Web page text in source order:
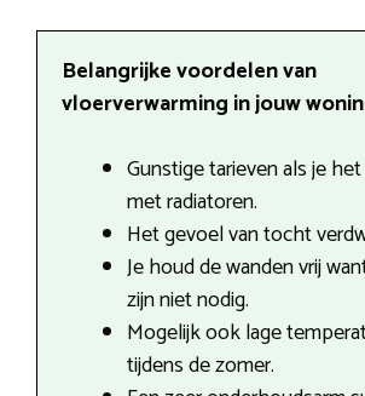
Belangrijke voordelen van
vloerverwarming in jouw
Gunstige tarieven als je
met radiatoren.
Het gevoel van tocht
Je houd de wanden vrij
zijn niet nodig.
Mogelijk ook lage
tijdens de zomer.